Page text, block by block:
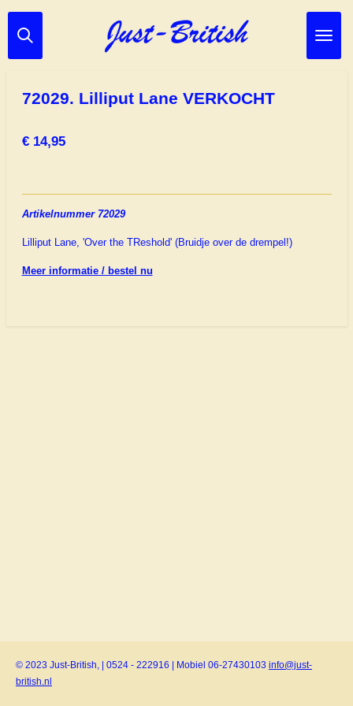
Ga
direct
72029. Lilliput Lane VERKOCHT
€ 14,95
Artikelnummer 72029
Lilliput Lane, 'Over the TReshold' (Bruidje over de drempel!)
Meer informatie / bestel nu
© 2023 Just-British, | 0524 - 222916 | Mobiel 06-27430103 info@just-
british.nl